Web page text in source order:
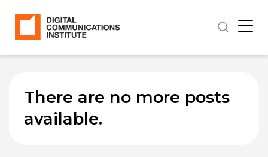
There are no more posts
available.